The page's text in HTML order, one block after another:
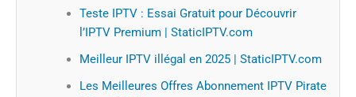
Teste IPTV : Essai Gratuit pour Découvrir
l’IPTV Premium | StaticIPTV.com
Meilleur IPTV illégal en 2025 | StaticIPTV.com
Les Meilleures Offres Abonnement IPTV Pirate